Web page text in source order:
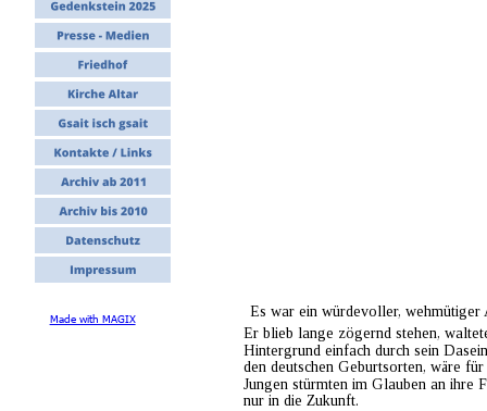
Es war ein würdevoller,
Er blieb lange zögernd stehen,
Hintergrund einfach durch sein
den deutschen Geburtsorten, wäre
Jungen stürmten im Glauben an ihre
nur in die
Made with MAGIX